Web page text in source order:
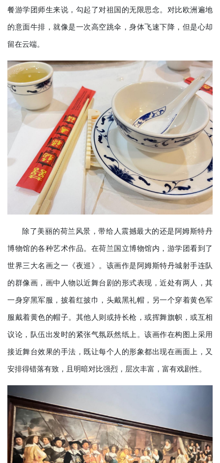
餐游学团师生来说，勾起了对祖国的无限思念。对比欧洲遍地
的意面牛排，就像是一次高空跳伞，身体飞速下降，但是心却
留在云端。
除了美丽的荷兰风景，带给人震撼最大的还是阿姆斯特丹
博物馆的各种艺术作品。在荷兰国立博物馆内，游学团看到了
世界三大名画之一《夜巡》。该画作是阿姆斯特丹城射手连队
的群像画，画中人物以近舞台剧的形式表现，近处有两人，其
一身穿黑军服，披着红披巾，头戴黑礼帽，另一个穿着黄色军
服戴着黄色的帽子。其他人则或持长枪，或挥舞旗帜，或互相
议论，队伍出发时的紧张气氛跃然纸上。该画作在构图上采用
接近舞台效果的手法，既让每个人的形象都出现在画面上，又
安排得错落有致，且明暗对比强烈，层次丰富，富有戏剧性。